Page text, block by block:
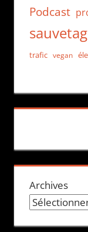
Podcast
trafic vegan
Archives